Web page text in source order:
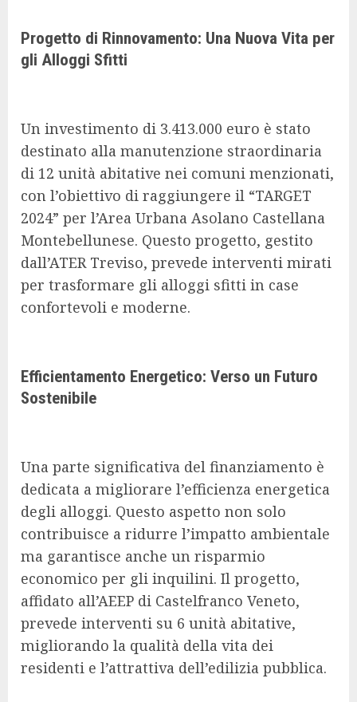
Progetto di Rinnovamento: Una Nuova Vita per
gli Alloggi Sfitti
Un investimento di 3.413.000 euro è stato
destinato alla manutenzione straordinaria
di 12 unità abitative nei comuni menzionati,
con l’obiettivo di raggiungere il “TARGET
2024” per l’Area Urbana Asolano Castellana
Montebellunese. Questo progetto, gestito
dall’ATER Treviso, prevede interventi mirati
per trasformare gli alloggi sfitti in case
confortevoli e moderne.
Efficientamento Energetico: Verso un Futuro
Sostenibile
Una parte significativa del finanziamento è
dedicata a migliorare l’efficienza energetica
degli alloggi. Questo aspetto non solo
contribuisce a ridurre l’impatto ambientale
ma garantisce anche un risparmio
economico per gli inquilini. Il progetto,
affidato all’AEEP di Castelfranco Veneto,
prevede interventi su 6 unità abitative,
migliorando la qualità della vita dei
residenti e l’attrattiva dell’edilizia pubblica.